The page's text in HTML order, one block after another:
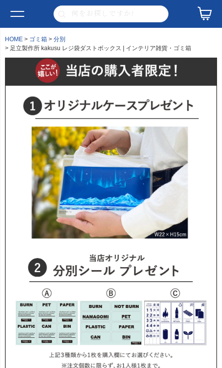
HOME ゴミ箱
分別
足立製作所 kakusu レジ袋ダストボックス | インテリア雑貨・ゴミ箱